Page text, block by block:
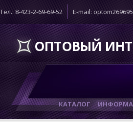
Тел.: 8-423-2-69-69-52 E-mail:
ОПТОВЫЙ
КАТАЛОГ